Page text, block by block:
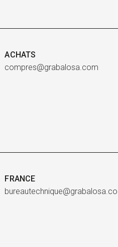
ACHATS
compres@grabalosa.com
FRANCE